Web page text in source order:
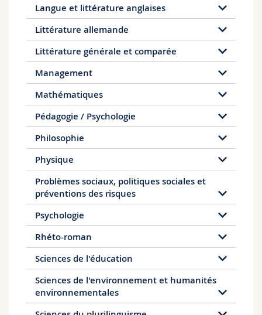
Langue et littérature anglaises
Littérature allemande
Littérature générale et comparée
Management
Mathématiques
Pédagogie / Psychologie
Philosophie
Physique
Problèmes sociaux, politiques sociales et
préventions des risques
Psychologie
Rhéto-roman
Sciences de l'éducation
Sciences de l'environnement et humanités
environnementales